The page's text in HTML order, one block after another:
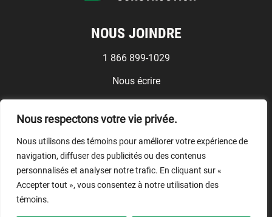
Nous respectons votre vie privée.
Nous utilisons des témoins pour améliorer votre expérience de
navigation, diffuser des publicités ou des contenus
personnalisés et analyser notre trafic. En cliquant sur «
Accepter tout », vous consentez à notre utilisation des
témoins.
NOUS JOINDRE
1 866 899-1029
Nous écrire
Conditions d'utilisation
NOUS SUIVRE